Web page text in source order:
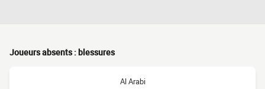
Joueurs absents : blessures
Al Arabi